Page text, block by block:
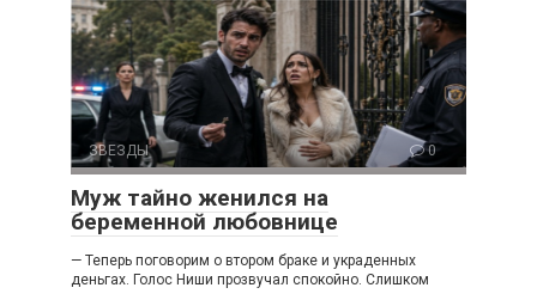
ЗВЕЗДЫ 0
Муж тайно женился на
беременной любовнице
— Теперь поговорим о втором браке и украденных
деньгах. Голос Ниши прозвучал спокойно. Слишком